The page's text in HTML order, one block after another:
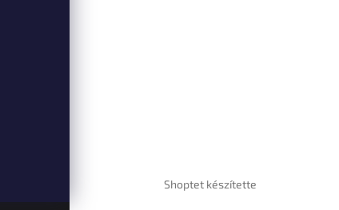
Shoptet készítette